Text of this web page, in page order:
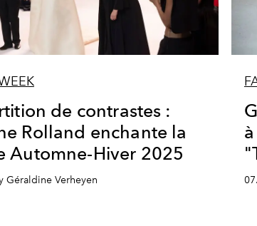
de contrastes :
Rolland enchante la
Automne-Hiver 2025
Géraldine Verheyen